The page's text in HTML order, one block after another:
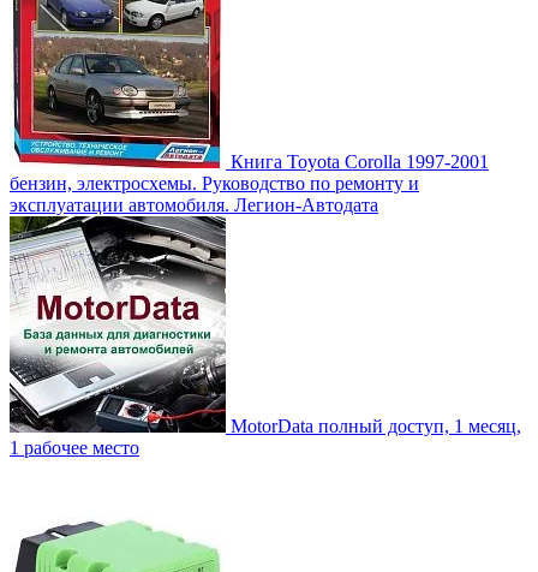
Книга Toyota Corolla 1997-2001
бензин, электросхемы. Руководство по ремонту и
эксплуатации автомобиля. Легион-Aвтодата
MotorData полный доступ, 1 месяц,
1 рабочее место